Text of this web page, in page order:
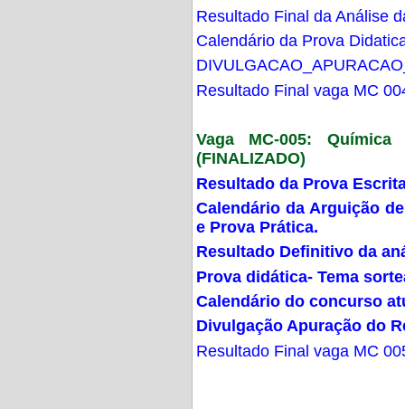
Resultado Final da Análise
Calendário da Prova
Resultado Final vaga MC
Vaga MC-005:
(FINALIZADO)
Resultado da Prova
Calendário da Arguição
e Prova Prática.
Resultado Definitivo da
Prova didática- Tema
Calendário do concurso
Divulgação Apuração do
Resultado Final vaga MC